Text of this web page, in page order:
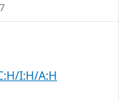
I:H/A:H